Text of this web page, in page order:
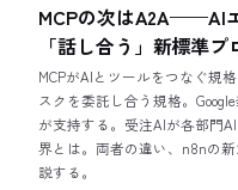
MCPの次はA2A——AI
「話し合う」新標準
MCPがAIとツールをつなぐ規
スクを委託し合う規格。
が支持する。受注AIが各部門
界とは。両者の違い、n8nの
説する。